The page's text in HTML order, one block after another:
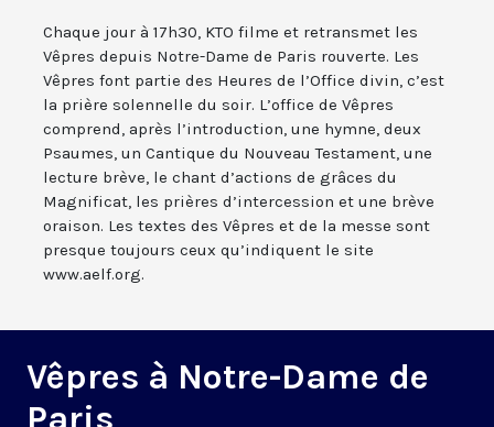
Chaque jour à 17h30, KTO filme et retransmet les
Vêpres depuis Notre-Dame de Paris rouverte. Les
Vêpres font partie des Heures de l’Office divin, c’est
la prière solennelle du soir. L’office de Vêpres
comprend, après l’introduction, une hymne, deux
Psaumes, un Cantique du Nouveau Testament, une
lecture brève, le chant d’actions de grâces du
Magnificat, les prières d’intercession et une brève
oraison. Les textes des Vêpres et de la messe sont
presque toujours ceux qu’indiquent le site
www.aelf.org.
Vêpres à Notre-Dame de
Paris